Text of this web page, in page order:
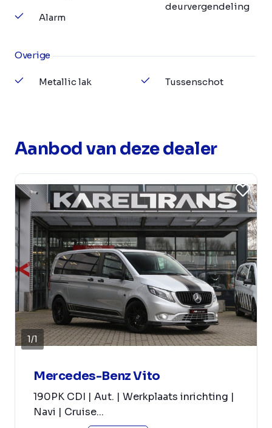
Alarm
deurvergendeling
Overige
Metallic lak Tussenschot
Aanbod van deze dealer
1/1
Mercedes-Benz Vito
190PK CDI | Aut. | Werkplaats inrichting |
Navi | Cruise...